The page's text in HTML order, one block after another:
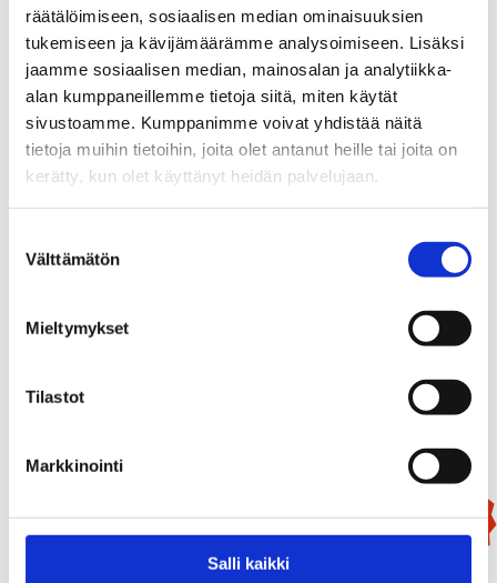
räätälöimiseen, sosiaalisen median ominaisuuksien
tukemiseen ja kävijämäärämme analysoimiseen. Lisäksi
jaamme sosiaalisen median, mainosalan ja analytiikka-
alan kumppaneillemme tietoja siitä, miten käytät
sivustoamme. Kumppanimme voivat yhdistää näitä
tietoja muihin tietoihin, joita olet antanut heille tai joita on
kerätty, kun olet käyttänyt heidän palvelujaan.
valinta
Välttämätön
Mieltymykset
Tilastot
Markkinointi
Salli kaikki
Lisää Ostoslistaan
Uutuus!